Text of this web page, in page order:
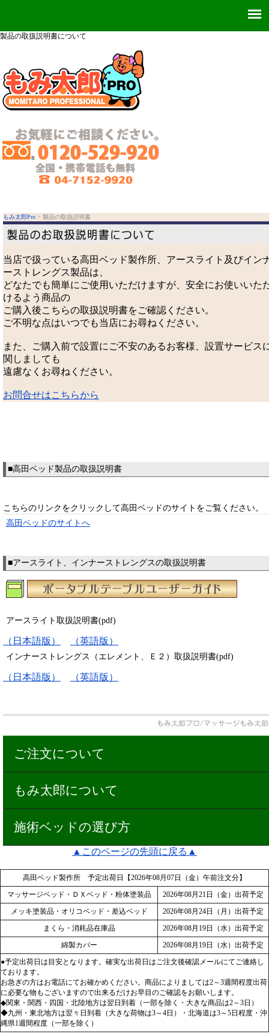
製品の取扱説明書について
もみ太郎Pro > 製品の取扱説明書
当店で扱っている高田ベッド製作所、アースライト及びイン
ーストレングス製品は、
どなたでも簡単にご使用いただけますが、安全にお使いいた
けるよう商品の
ご購入後こちらの取扱説明書をご確認ください。
ご不明な点はいつでも当店にお尋ねください。
また、ご購入前で設置にご不安のあるお客様、設置サービス
関しましても
遠慮なくお尋ねください。
お問合せはこちらから
■高田ベッド製品の取扱説明書
こちらのリンクをクリックして高田ベッドのサイトをご覧ください。
高田ベッドのサイトへ
■アースライト、インナーストレングスの取扱説明書
アースライト取扱説明書(pdf)
（日本語版） （英語版）
インナーストレングス（エレメント、Ｅ２）取扱説明書(pdf)
（日本語版） （英語版）
ご注文について
もみ太郎について
施術ベッドの選び方
▲このページの先頭に戻る▲
高田ベッド製作所 予定出荷日【2026年08月07日（金）午前注文分】
マッサージベッド・ＤＸベッド・粉体塗装品
2026年08月21日（金）出荷予定
メッキ塗装品・オリコベッド・差込ベッド
2026年08月24日（月）出荷予定
まくら・消耗品在庫品
2026年08月19日（水）出荷予定
綿製カバー
2026年08月19日（水）出荷予定
●予定出荷日は目安となります。確実な出荷日はご注文後確認メールにてご連絡し
ております。
お急ぎの方はお電話にてお確かめください。商品によりましては2～3週間程度出荷
に必要な物もございますので出来るだけお早目のご確認をお願いします。
◆関東・関西・四国・北陸地方は翌日到着（一部を除く・大きな商品は2～3日）
◆九州・東北地方は翌々日到着（大きな荷物は3～4日）・北海道は3～5日程度・沖
縄県1週間程度（一部を除く）